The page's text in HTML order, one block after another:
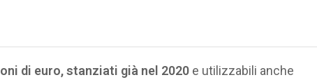
di euro, stanziati già nel 2020e utilizzabili anche